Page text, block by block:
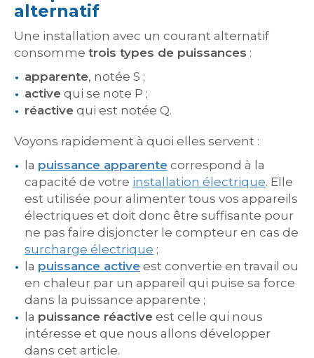
alternatif
Une installation avec un courant alternatif
consomme trois types de puissances :
apparente, notée S ;
active qui se note P ;
réactive qui est notée Q.
Voyons rapidement à quoi elles servent :
la puissance apparente correspond à la
capacité de votre installation électrique. Elle
est utilisée pour alimenter tous vos appareils
électriques et doit donc être suffisante pour
ne pas faire disjoncter le compteur en cas de
surcharge électrique ;
la puissance active est convertie en travail ou
en chaleur par un appareil qui puise sa force
dans la puissance apparente ;
la puissance réactive est celle qui nous
intéresse et que nous allons développer
dans cet article.